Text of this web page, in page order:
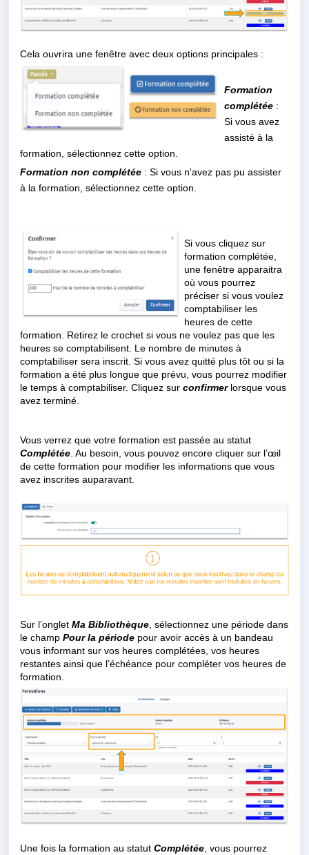
Cela ouvrira une fenêtre avec deux options principales :
Formation
complétée :
Si vous avez
assisté à la
formation, sélectionnez cette option.
Formation non complétée : Si vous n'avez pas pu assister
à la formation, sélectionnez cette option.
Si vous cliquez sur
formation complétée,
une fenêtre apparaitra
où vous pourrez
préciser si vous voulez
comptabiliser les
heures de cette
formation. Retirez le crochet si vous ne voulez pas que les
heures se comptabilisent. Le nombre de minutes à
comptabiliser sera inscrit. Si vous avez quitté plus tôt ou si la
formation a été plus longue que prévu, vous pourrez modifier
le temps à comptabiliser. Cliquez sur confirmerlorsque vous
avez terminé.
Vous verrez que votre formation est passée au statut
Complétée . Au besoin, vous pouvez encore cliquer sur l’œil
de cette formation pour modifier les informations que vous
avez inscrites auparavant.
Sur l’onglet Ma Bibliothèque , sélectionnez une période dans
le champ Pour la période pour avoir accès à un bandeau
vous informant sur vos heures complétées, vos heures
restantes ainsi que l’échéance pour compléter vos heures de
formation.
Une fois la formation au statut Complétée, vous pourrez